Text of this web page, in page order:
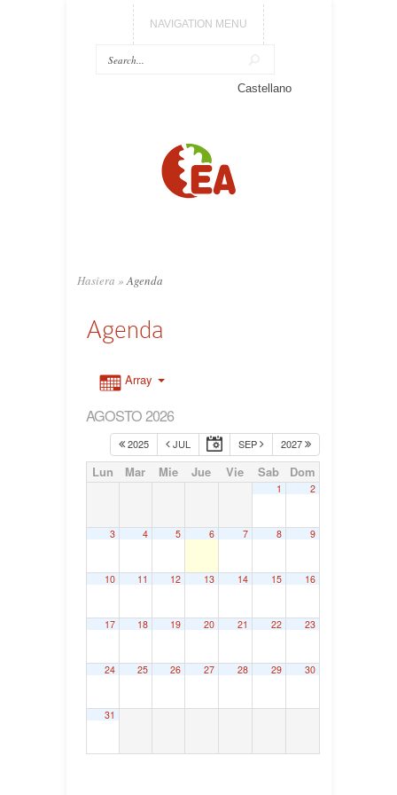
NAVIGATION MENU
Castellano
Hasiera » Agenda
Agenda
Array
AGOSTO 2026
2025 JUL SEP 2027
Lun Mar Mie Jue Vie Sab Dom
1 2
3 4 5 6 7 8 9
10 11 12 13 14 15 16
17 18 19 20 21 22 23
24 25 26 27 28 29 30
31